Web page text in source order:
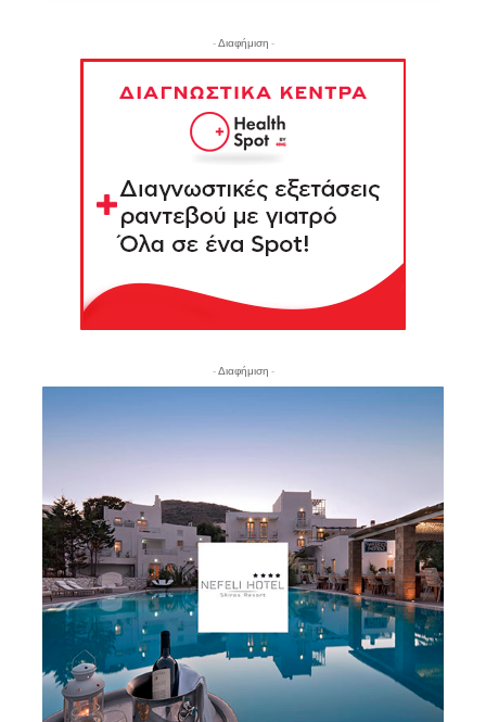
- Διαφήμιση -
- Διαφήμιση -